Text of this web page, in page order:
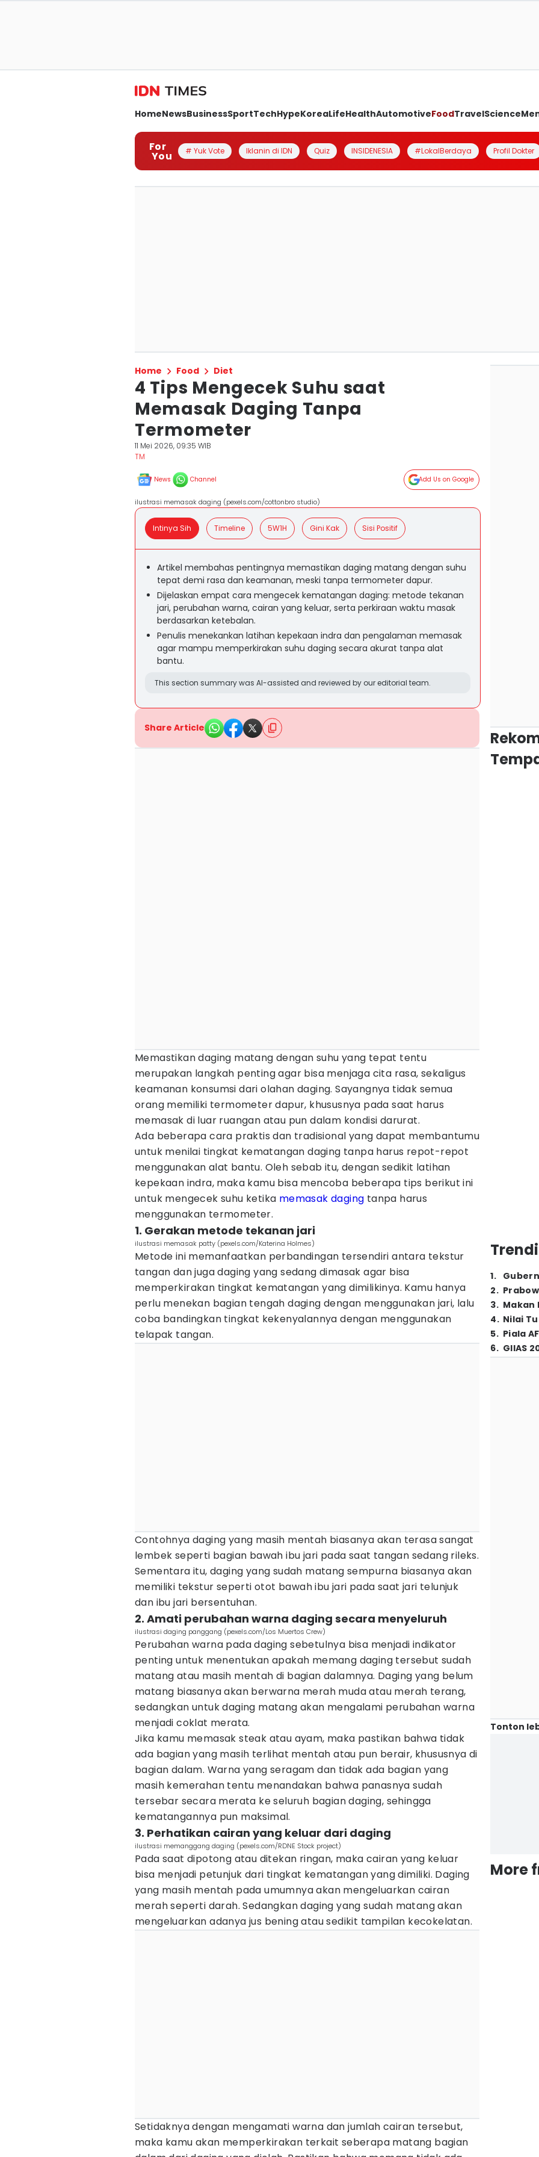
HomeNewsBusinessSportTechHypeKoreaLifeHealthAutomotiveFoodTravelScience
For
You # Yuk Vote Iklanin di IDN Quiz INSIDENESIA #LokalBerdaya Profil Dokter
Home Food Diet
4 Tips Mengecek Suhu saat
Memasak Daging Tanpa
Termometer
11 Mei 2026, 09:35 WIB
TM
News Channel Add Us on Google
ilustrasi memasak daging (pexels.com/cottonbro studio)
Intinya Sih Timeline 5W1H Gini Kak Sisi Positif
Artikel membahas pentingnya memastikan daging matang dengan suhu
tepat demi rasa dan keamanan, meski tanpa termometer dapur.
Dijelaskan empat cara mengecek kematangan daging: metode tekanan
jari, perubahan warna, cairan yang keluar, serta perkiraan waktu masak
berdasarkan ketebalan.
Penulis menekankan latihan kepekaan indra dan pengalaman memasak
agar mampu memperkirakan suhu daging secara akurat tanpa alat
bantu.
This section summary was AI-assisted and reviewed by our editorial team.
Share Article
Memastikan daging matang dengan suhu yang tepat tentu
merupakan langkah penting agar bisa menjaga cita rasa, sekaligus
keamanan konsumsi dari olahan daging. Sayangnya tidak semua
orang memiliki termometer dapur, khususnya pada saat harus
memasak di luar ruangan atau pun dalam kondisi darurat.
Ada beberapa cara praktis dan tradisional yang dapat membantumu
untuk menilai tingkat kematangan daging tanpa harus repot-repot
menggunakan alat bantu. Oleh sebab itu, dengan sedikit latihan
kepekaan indra, maka kamu bisa mencoba beberapa tips berikut ini
untuk mengecek suhu ketika memasak daging tanpa harus
menggunakan termometer.
1. Gerakan metode tekanan jari
ilustrasi memasak patty (pexels.com/Katerina Holmes)
Metode ini memanfaatkan perbandingan tersendiri antara tekstur
tangan dan juga daging yang sedang dimasak agar bisa
memperkirakan tingkat kematangan yang dimilikinya. Kamu hanya
perlu menekan bagian tengah daging dengan menggunakan jari, lalu
coba bandingkan tingkat kekenyalannya dengan menggunakan
telapak tangan.
Contohnya daging yang masih mentah biasanya akan terasa sangat
lembek seperti bagian bawah ibu jari pada saat tangan sedang rileks.
Sementara itu, daging yang sudah matang sempurna biasanya akan
memiliki tekstur seperti otot bawah ibu jari pada saat jari telunjuk
dan ibu jari bersentuhan.
2. Amati perubahan warna daging secara menyeluruh
ilustrasi daging panggang (pexels.com/Los Muertos Crew)
Perubahan warna pada daging sebetulnya bisa menjadi indikator
penting untuk menentukan apakah memang daging tersebut sudah
matang atau masih mentah di bagian dalamnya. Daging yang belum
matang biasanya akan berwarna merah muda atau merah terang,
sedangkan untuk daging matang akan mengalami perubahan warna
menjadi coklat merata.
Jika kamu memasak steak atau ayam, maka pastikan bahwa tidak
ada bagian yang masih terlihat mentah atau pun berair, khususnya di
bagian dalam. Warna yang seragam dan tidak ada bagian yang
masih kemerahan tentu menandakan bahwa panasnya sudah
tersebar secara merata ke seluruh bagian daging, sehingga
kematangannya pun maksimal.
3. Perhatikan cairan yang keluar dari daging
ilustrasi memanggang daging (pexels.com/RDNE Stock project)
Pada saat dipotong atau ditekan ringan, maka cairan yang keluar
bisa menjadi petunjuk dari tingkat kematangan yang dimiliki. Daging
yang masih mentah pada umumnya akan mengeluarkan cairan
merah seperti darah. Sedangkan daging yang sudah matang akan
mengeluarkan adanya jus bening atau sedikit tampilan kecokelatan.
Setidaknya dengan mengamati warna dan jumlah cairan tersebut,
maka kamu akan memperkirakan terkait seberapa matang bagian
1.
2.
3. Makan
4. Nilai
5. Piala
6. GIIAS
Tonton
More